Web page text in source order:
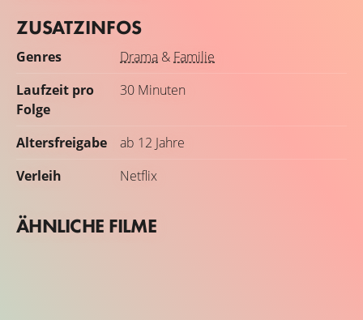
ZUSATZINFOS
Genres Drama & Familie
Laufzeit pro
Folge
30 Minuten
Altersfreigabe
ab 12 Jahre
Verleih
Netflix
ÄHNLICHE FILME